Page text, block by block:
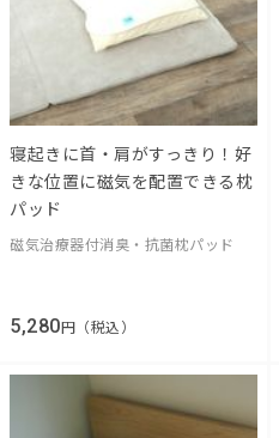
寝起きに首・肩がすっきり！好
きな位置に磁気を配置できる枕
パッド
磁気治療器付消臭・抗菌枕パッド
5,280 円（税込）